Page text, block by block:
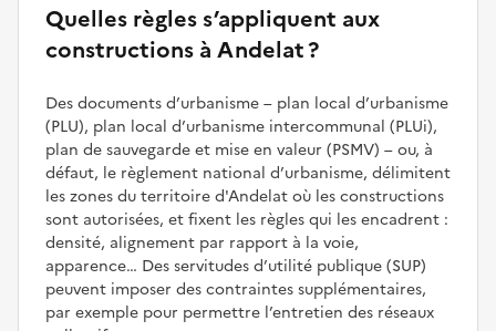
Quelles règles s’appliquent aux
constructions à Andelat ?
Des documents d’urbanisme – plan local d’urbanisme
(PLU), plan local d’urbanisme intercommunal (PLUi),
plan de sauvegarde et mise en valeur (PSMV) – ou, à
défaut, le règlement national d’urbanisme, délimitent
les zones du territoire d'Andelat où les constructions
sont autorisées, et fixent les règles qui les encadrent :
densité, alignement par rapport à la voie,
apparence… Des servitudes d’utilité publique (SUP)
peuvent imposer des contraintes supplémentaires,
par exemple pour permettre l’entretien des réseaux